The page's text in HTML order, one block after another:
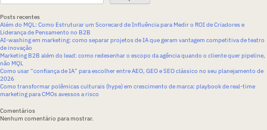
Posts recentes
Além do MQL: Como Estruturar um Scorecard de Influência para Medir o ROI de Criadores e
Liderança de Pensamento no B2B
AI-washing em marketing: como separar projetos de IA que geram vantagem competitiva de teatro
de inovação
Marketing B2B além do lead: como redesenhar o escopo da agência quando o cliente quer pipeline,
não MQL
Como usar “confiança de IA” para escolher entre AEO, GEO e SEO clássico no seu planejamento de
2026
Como transformar polêmicas culturais (hype) em crescimento de marca: playbook de real-time
marketing para CMOs avessos a risco
Comentários
Nenhum comentário para mostrar.